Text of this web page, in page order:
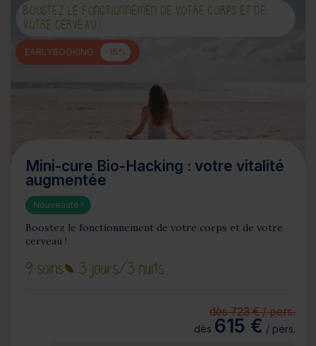
BOOSTEZ LE FONCTIONNEMEN DE VOTRE CORPS ET DE
VOTRE CERVEAU !
EARLYBOOKING -15%
Mini-cure Bio-Hacking : votre vitalité
augmentée
Nouveauté !
Boostez le fonctionnement de votre corps et de votre
cerveau !
9 soins 3 jours/3 nuits
dès 723 € / pers.
dès 615 € / pers.